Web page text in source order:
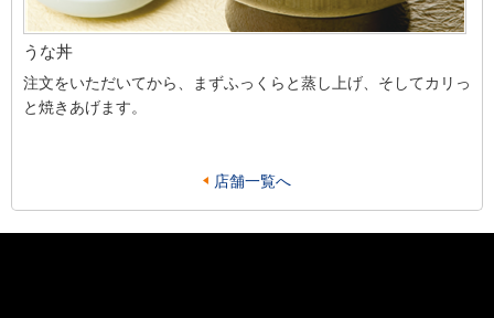
うな丼
注文をいただいてから、まずふっくらと蒸し上げ、そしてカリっ
と焼きあげます。
店舗一覧へ